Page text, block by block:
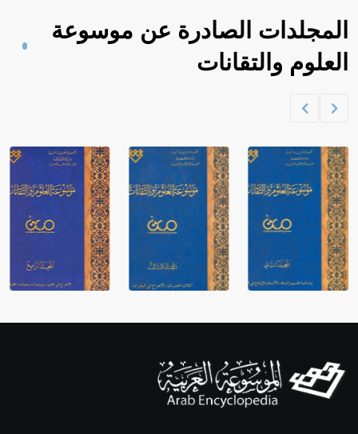
المجلدات الصادرة عن موسوعة
العلوم والتقانات